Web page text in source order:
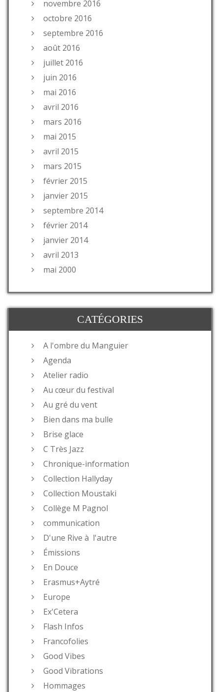
novembre 2016
octobre 2016
septembre 2016
août 2016
juillet 2016
juin 2016
mai 2016
avril 2016
mars 2016
mai 2015
avril 2015
mars 2015
février 2015
janvier 2015
septembre 2014
février 2014
janvier 2014
avril 2013
mai 2000
CATÉGORIES
A l'ombre du Manguier
Agenda
Atelier radio
Au cœur du festival
Au gré du vent
Bien dans ma bulle
Brise glace
C Très Jazz
Chronique-information
Collection Hallyday
Collection Moustaki
Collège M Pagnol
communication
D'une Rive à l'autre
Émissions
En Douce
Erasmus+Aytré
Europe
Ex'Cetera
Flash Infos
Francofolies
Good Vibes
Good Vibrations
Hommages